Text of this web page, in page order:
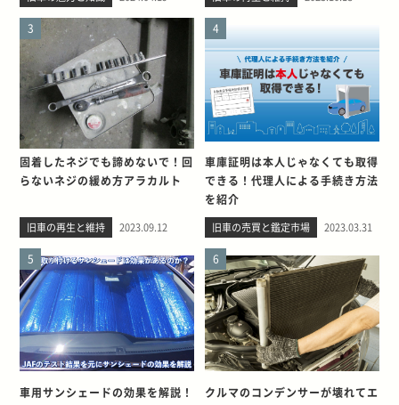
3
固着したネジでも諦めないで！回
らないネジの緩め方アラカルト
旧車の再生と維持 2023.09.12
4
車庫証明は本人じゃなくても取得
できる！代理人による手続き方法
を紹介
旧車の売買と鑑定市場 2023.03.31
5
車用サンシェードの効果を解説！
6
クルマのコンデンサーが壊れてエ